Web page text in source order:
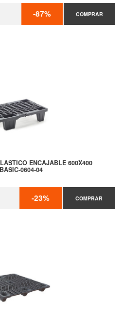
-87% COMPRAR
ENCAJABLE 600X400
0604-04
-23% COMPRAR